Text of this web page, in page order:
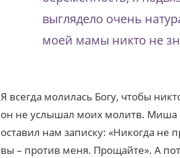
выглядело очень
моей мамы никто не
Я всегда молилась Богу, чтобы
он не услышал моих молитв. Миша
оставил нам записку: «Никогда
вы – против меня. Прощайте». А